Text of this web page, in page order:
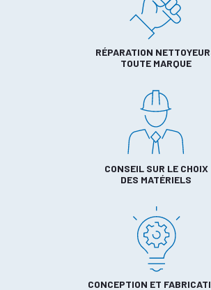
RÉPARATION
TOUTE MARQUE
CONSEIL SUR LE CHOIX
DES MATÉRIELS
CONCEPTION ET